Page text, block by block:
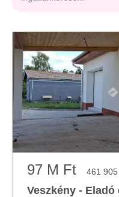
97 M Ft 461
Veszkény - Eladó